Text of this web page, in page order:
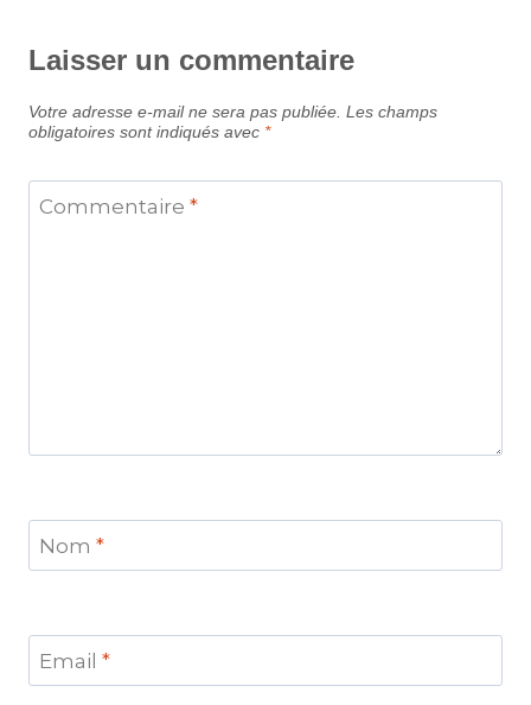
Laisser un commentaire
Votre adresse e-mail ne sera pas publiée. Les champs
obligatoires sont indiqués avec *
Commentaire *
Nom *
Email *